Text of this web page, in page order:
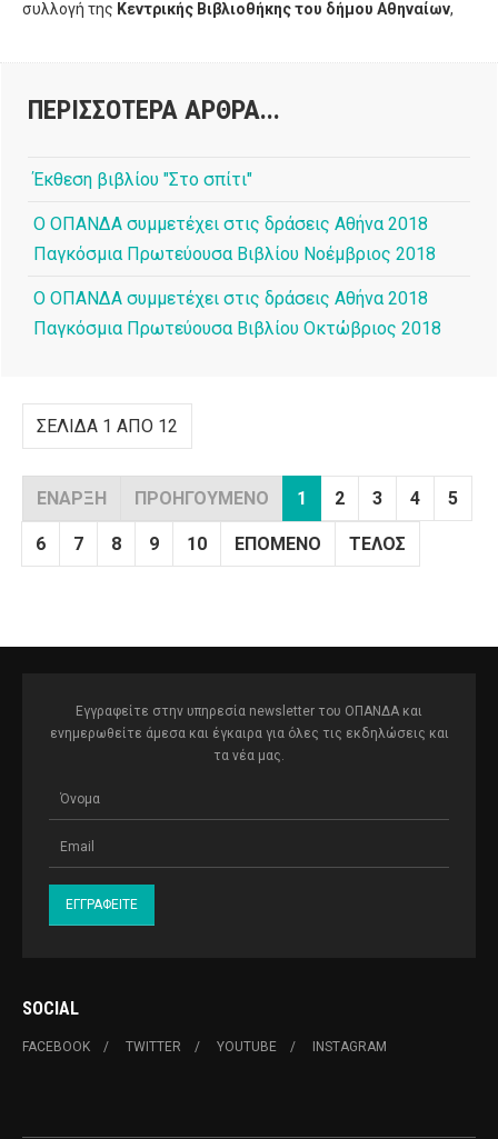
συλλογή της Κεντρικής Βιβλιοθήκης του δήμου Αθηναίων,
ΠΕΡΙΣΣΌΤΕΡΑ ΆΡΘΡΑ...
Έκθεση βιβλίου "Στο σπίτι"
Ο ΟΠΑΝΔΑ συμμετέχει στις δράσεις Αθήνα 2018
Παγκόσμια Πρωτεύουσα Βιβλίου Νοέμβριος 2018
Ο ΟΠΑΝΔΑ συμμετέχει στις δράσεις Αθήνα 2018
Παγκόσμια Πρωτεύουσα Βιβλίου Οκτώβριος 2018
ΣΕΛΊΔΑ 1 ΑΠΌ 12
ΈΝΑΡΞΗ ΠΡΟΗΓΟΎΜΕΝΟ 1 2 3 4 5
6 7 8 9 10 ΕΠΌΜΕΝΟ ΤΈΛΟΣ
Εγγραφείτε στην υπηρεσία newsletter του ΟΠΑΝΔΑ και
ενημερωθείτε άμεσα και έγκαιρα για όλες τις εκδηλώσεις και
τα νέα μας.
SOCIAL
FACEBOOK TWITTER YOUTUBE INSTAGRAM